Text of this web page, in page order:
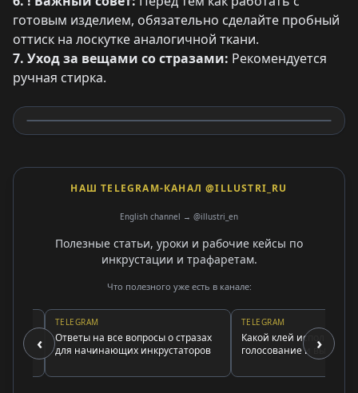
готовым изделием, обязательно сделайте пробный
оттиск на лоскутке аналогичной ткани.
7. Уход за вещами со стразами: Рекомендуется
ручная стирка.
НАШ TELEGRAM-КАНАЛ @ILLUSTRI_RU
English channel → @illustri_en
Полезные статьи, уроки и рабочие кейсы по
инкрустации и трафаретам.
Что полезного уже есть в канале:
‹
TELEGRAM
Ответы на все вопросы о стразах
для начинающих инкрустаторов
TELEGRAM
Какой клей использовать:
голосование и выводы
›